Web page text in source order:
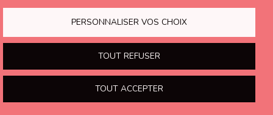
derniers seront activés seulement si vous acceptez.
PERSONNALISER VOS CHOIX
TOUT REFUSER
TOUT ACCEPTER
Éducation
Soutenir le Musée